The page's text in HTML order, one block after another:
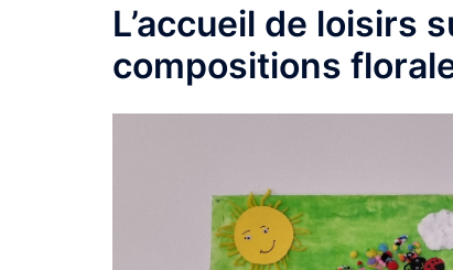
L’accueil de loisirs
compositions